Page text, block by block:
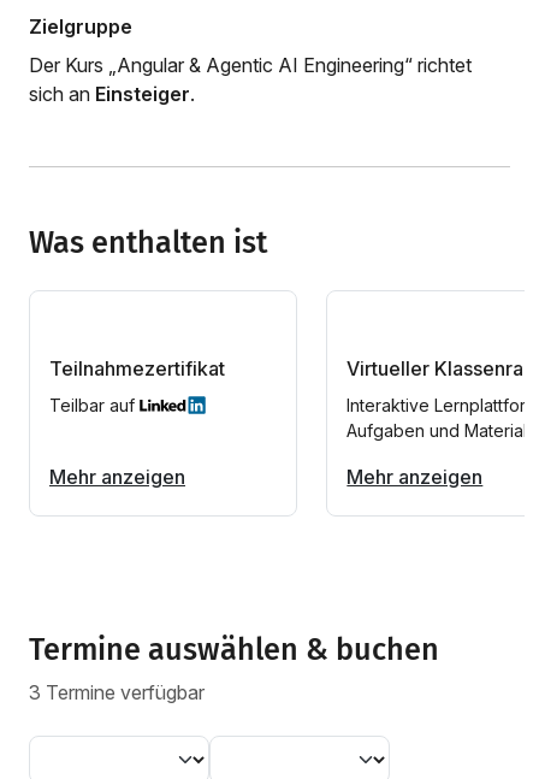
Zielgruppe
Der Kurs „Angular & Agentic AI Engineering“ richtet
sich an Einsteiger.
Was enthalten ist
Teilnahmezertifikat
Teilbar auf
Mehr anzeigen
Virtueller
Interaktive
Aufgaben und
Mehr anzeigen
Termine auswählen & buchen
3 Termine verfügbar